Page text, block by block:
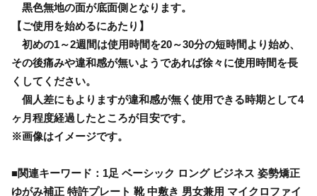
黒色無地の面が底面側となります。
【ご使用を始めるにあたり】
初めの1～2週間は使用時間を20～30分の短時間より始め、
その後痛みや違和感が無いようであれば徐々に使用時間を長
くしてください。
個人差にもよりますが違和感が無く使用できる時期として4
ヶ月程度経過したところが目安です。
※画像はイメージです。
■関連キーワード：1足 ベーシック ロング ビジネス 姿勢矯正
ゆがみ補正 特許プレート 靴 中敷き 男女兼用 マイクロファイ